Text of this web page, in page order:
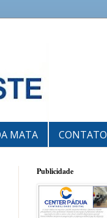
MATA CONTATO
Publicidade